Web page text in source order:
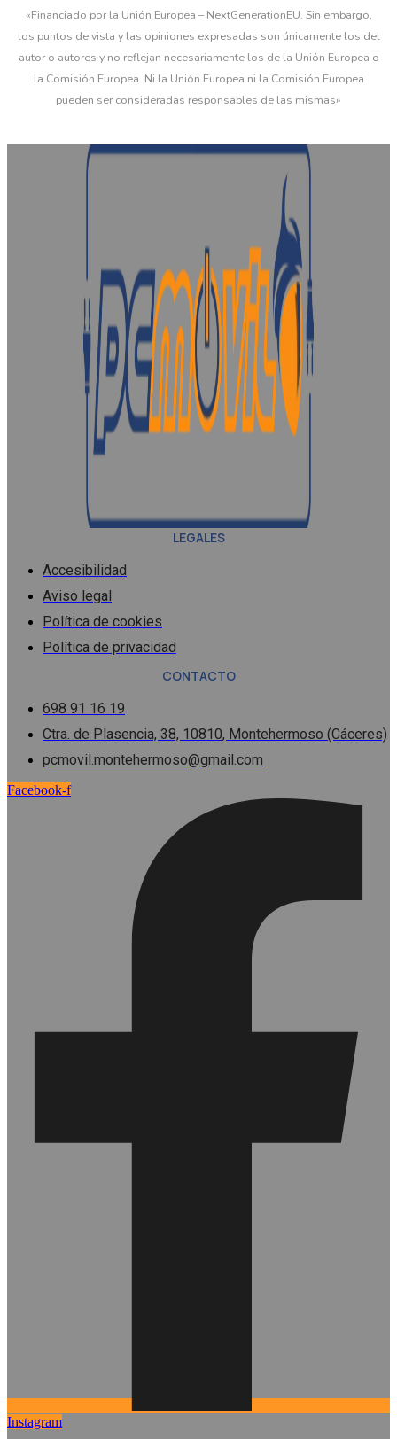
«Financiado por la Unión Europea – NextGenerationEU. Sin embargo,
los puntos de vista y las opiniones expresadas son únicamente los del
autor o autores y no reflejan necesariamente los de la Unión Europea o
la Comisión Europea. Ni la Unión Europea ni la Comisión Europea
pueden ser consideradas responsables de las mismas»
LEGALES
Accesibilidad
Aviso legal
Política de cookies
Política de privacidad
CONTACTO
698 91 16 19
Ctra. de Plasencia, 38, 10810, Montehermoso (Cáceres)
pcmovil.montehermoso@gmail.com
Facebook-f
Instagram